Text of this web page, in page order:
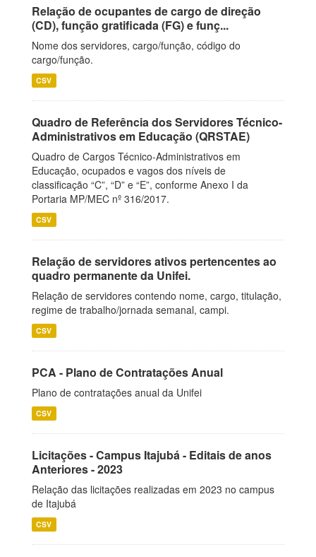
Relação de ocupantes de cargo de direção
(CD), função gratificada (FG) e funç...
Nome dos servidores, cargo/função, código do
cargo/função.
CSV
Quadro de Referência dos Servidores Técnico-
Administrativos em Educação (QRSTAE)
Quadro de Cargos Técnico-Administrativos em
Educação, ocupados e vagos dos níveis de
classificação “C”, “D” e “E”, conforme Anexo I da
Portaria MP/MEC nº 316/2017.
CSV
Relação de servidores ativos pertencentes ao
quadro permanente da Unifei.
Relação de servidores contendo nome, cargo, titulação,
regime de trabalho/jornada semanal, campi.
CSV
PCA - Plano de Contratações Anual
Plano de contratações anual da Unifei
CSV
Licitações - Campus Itajubá - Editais de anos
Anteriores - 2023
Relação das licitações realizadas em 2023 no campus
de Itajubá
CSV